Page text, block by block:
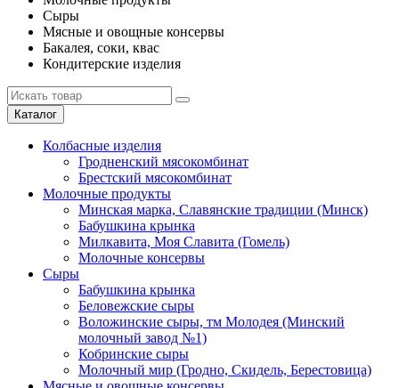
Сыры
Мясные и овощные консервы
Бакалея, соки, квас
Кондитерские изделия
Каталог
Колбасные изделия
Гродненский мясокомбинат
Брестский мясокомбинат
Молочные продукты
Минская марка, Славянские традиции (Минск)
Бабушкина крынка
Милкавита, Моя Славита (Гомель)
Молочные консервы
Сыры
Бабушкина крынка
Беловежские сыры
Воложинские сыры, тм Молодея (Минский
молочный завод №1)
Кобринские сыры
Молочный мир (Гродно, Скидель, Берестовица)